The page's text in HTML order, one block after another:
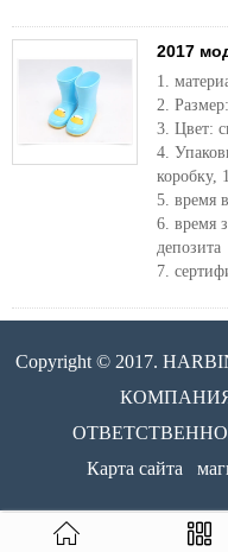
2017
1.
2.
3. Цвет:
4.
коробку,
5. время
6. время
депозита
7.
Copyright © 2017.
Карта сайта